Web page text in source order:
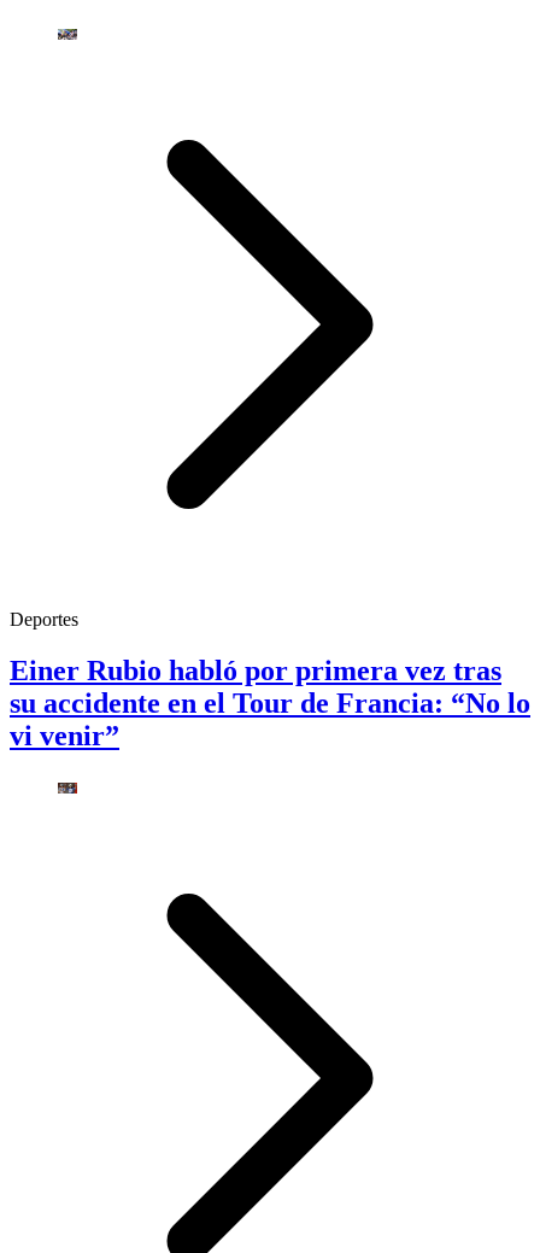
Deportes
Einer Rubio habló por primera vez tras
su accidente en el Tour de Francia: “No lo
vi venir”